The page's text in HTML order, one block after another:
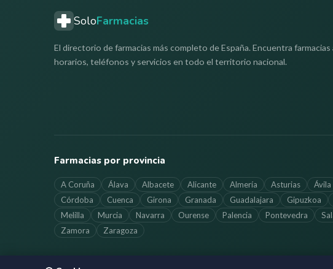
SoloFarmacias
El directorio de farmacias más completo de España. Encuentra farmacias
horarios, teléfonos y servicios en todo el territorio nacional.
Farmacias por provincia
A Coruña Álava Albacete Alicante Almería Asturias Ávila
Córdoba
Cuenca Girona Granada Guadalajara Gipuzkoa
Melilla
Murcia Navarra Ourense Palencia Pontevedra
Zamora
Zaragoza